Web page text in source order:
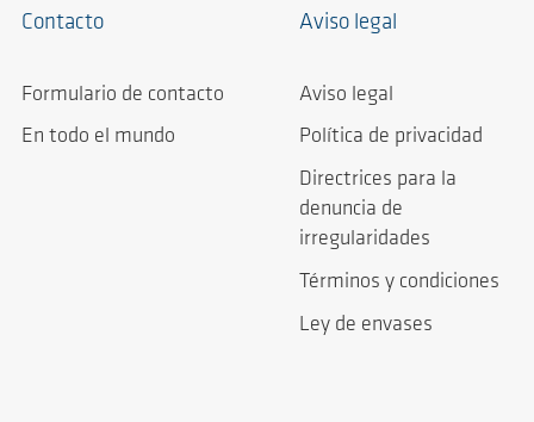
Contacto
Formulario de contacto
En todo el mundo
Aviso legal
Aviso legal
Política de privacidad
Directrices para la
denuncia de
irregularidades
Términos y condiciones
Ley de envases